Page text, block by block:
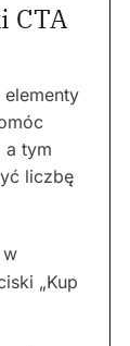
CTA
elementy
a tym
liczbę
w
„Kup